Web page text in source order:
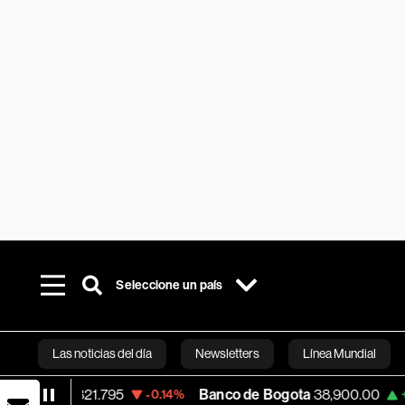
Seleccione un país
Las noticias del día Newsletters Línea Mundial
Bloomberg
-0.14% Banco de Bogota 38,900.00 +0.46%